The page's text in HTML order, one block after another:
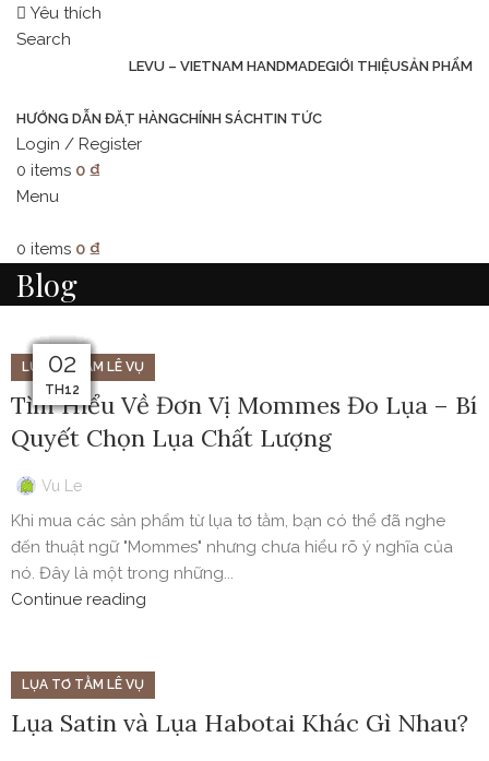
Yêu thích
Search
LEVU – VIETNAM HANDMADEGIỚI THIỆUSẢN PHẨM
HƯỚNG DẪN ĐẶT HÀNGCHÍNH SÁCHTIN TỨC
Login / Register
0 items 0 ₫
Menu
0 items 0 ₫
Blog
21
TH12
LỤA TƠ TẰM LÊ VỤ
Tìm Hiểu Về Đơn Vị Mommes Đo Lụa – Bí
Quyết Chọn Lụa Chất Lượng
Vu Le
Khi mua các sản phẩm từ lụa tơ tằm, bạn có thể đã nghe
đến thuật ngữ "Mommes" nhưng chưa hiểu rõ ý nghĩa của
nó. Đây là một trong những...
Continue reading
17
TH12
LỤA TƠ TẰM LÊ VỤ
Lụa Satin và Lụa Habotai Khác Gì Nhau?
16
TH12
13
TH12
12
TH12
11
TH12
10
TH12
09
TH12
06
TH12
05
TH12
04
TH12
02
TH12